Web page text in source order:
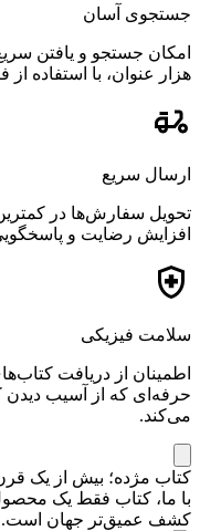
جستجوی آسان
هزار عنوان، با استفاده
ارسال سریع
تحویل سفارش‌ها در
افزایش رضایت و
سلامت فیزیکی
اطمینان از دریافت
حرفه‌ای که از آسیب دیدن
می‌کند.
کتاب مژده؛ بیش از یک
با ما، کتاب فقط یک
کشف عمیق‌تر جهان است.